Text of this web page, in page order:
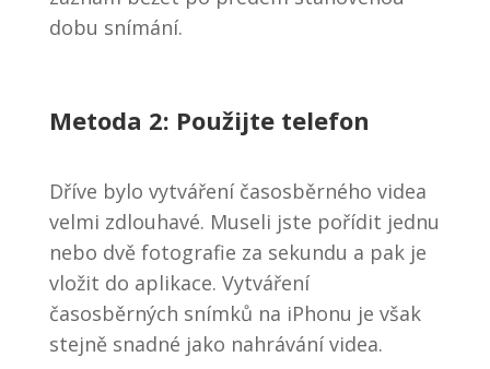
dobu snímání.
Metoda 2: Použijte telefon
Dříve bylo vytváření časosběrného videa
velmi zdlouhavé. Museli jste pořídit jednu
nebo dvě fotografie za sekundu a pak je
vložit do aplikace. Vytváření
časosběrných snímků na iPhonu je však
stejně snadné jako nahrávání videa.